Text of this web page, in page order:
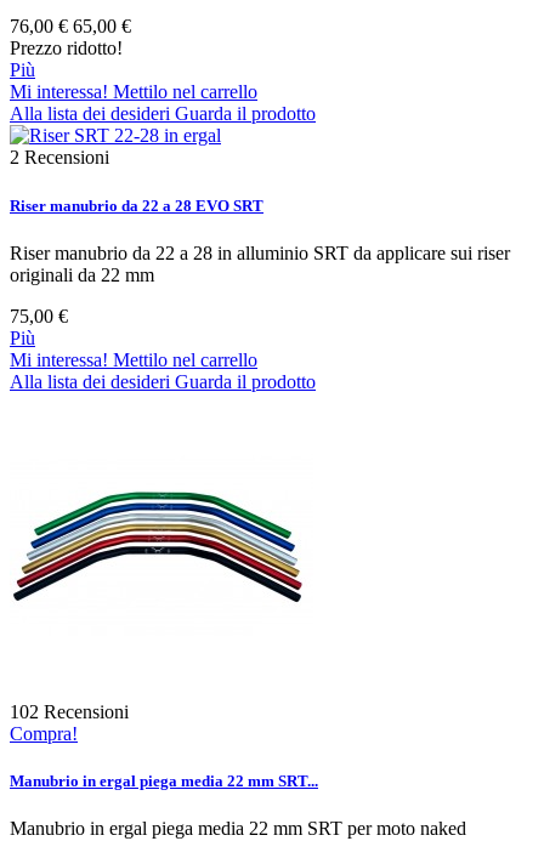
76,00 € 65,00 €
Prezzo ridotto!
Più
Mi interessa! Mettilo nel carrello
Alla lista dei desideri Guarda il prodotto
2 Recensioni
Riser manubrio da 22 a 28 EVO SRT
Riser manubrio da 22 a 28 in alluminio SRT da applicare sui riser
originali da 22 mm
75,00 €
Più
Mi interessa! Mettilo nel carrello
Alla lista dei desideri Guarda il prodotto
102 Recensioni
Compra!
Manubrio in ergal piega media 22 mm SRT...
Manubrio in ergal piega media 22 mm SRT per moto naked